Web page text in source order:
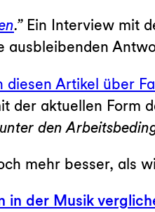
.”Ein Interview mit
ausbleibenden
diesen Artikel über
der aktuellen Form
den
mehr besser, als
in der Musik